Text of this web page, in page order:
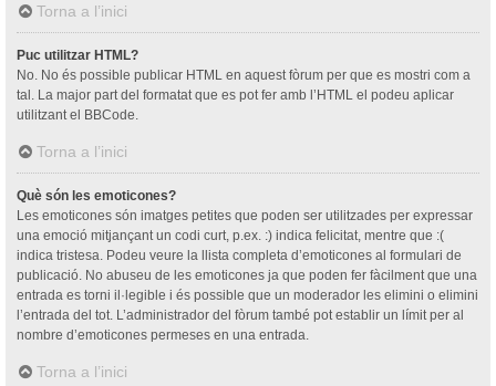
Torna a l’inici
Puc utilitzar HTML?
No. No és possible publicar HTML en aquest fòrum per que es mostri com a
tal. La major part del formatat que es pot fer amb l’HTML el podeu aplicar
utilitzant el BBCode.
Torna a l’inici
Què són les emoticones?
Les emoticones són imatges petites que poden ser utilitzades per expressar
una emoció mitjançant un codi curt, p.ex. :) indica felicitat, mentre que :(
indica tristesa. Podeu veure la llista completa d’emoticones al formulari de
publicació. No abuseu de les emoticones ja que poden fer fàcilment que una
entrada es torni il·legible i és possible que un moderador les elimini o elimini
l’entrada del tot. L’administrador del fòrum també pot establir un límit per al
nombre d’emoticones permeses en una entrada.
Torna a l’inici